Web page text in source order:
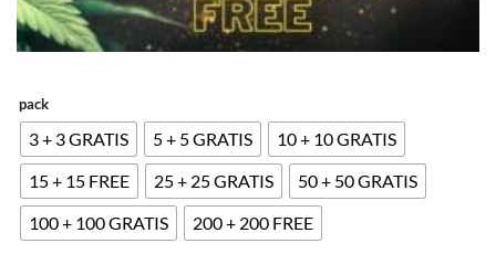
pack
3 + 3 GRATIS 5 + 5 GRATIS
10 + 10 GRATIS
15 + 15 FREE
25 + 25 GRATIS
50 + 50 GRATIS
100 + 100 GRATIS
200 + 200 FREE